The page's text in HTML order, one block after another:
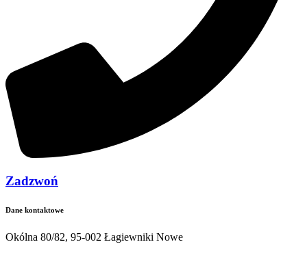
Zadzwoń
Dane kontaktowe
Okólna 80/82, 95-002 Łagiewniki Nowe